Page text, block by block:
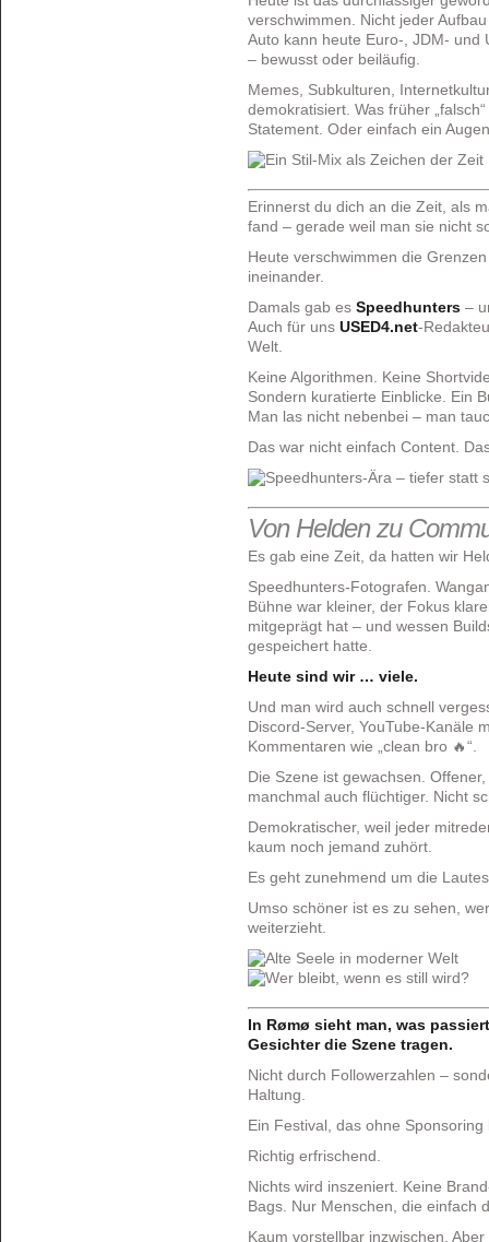
verschwimmen. Nicht jeder
Auto kann heute Euro-, JDM- und
– bewusst oder beiläufig.
Memes, Subkulturen,
demokratisiert. Was früher
Statement. Oder einfach ein
Erinnerst du dich an die Zeit, als
fand – gerade weil man sie nicht
Heute verschwimmen die
ineinander.
Damals gab es Speedhunters–
Auch für uns USED4.net-
Welt.
Keine Algorithmen. Keine
Sondern kuratierte Einblicke. Ein
Man las nicht nebenbei – man
Das war nicht einfach Content.
Von Helden zu
Es gab eine Zeit, da hatten wir
Speedhunters-Fotografen.
Bühne war kleiner, der Fokus
mitgeprägt hat – und wessen
gespeichert hatte.
Heute sind wir … viele.
Und man wird auch schnell
Discord-Server, YouTube-Kanäle
Kommentaren wie „clean bro 🔥“.
Die Szene ist gewachsen.
manchmal auch flüchtiger. Nicht
Demokratischer, weil jeder
kaum noch jemand zuhört.
Es geht zunehmend um die
Umso schöner ist es zu sehen,
weiterzieht.
In Rømø sieht man, was
Gesichter die Szene tragen.
Nicht durch Followerzahlen –
Haltung.
Ein Festival, das ohne
Richtig erfrischend.
Nichts wird inszeniert. Keine
Bags. Nur Menschen, die einfach
Kaum vorstellbar inzwischen.